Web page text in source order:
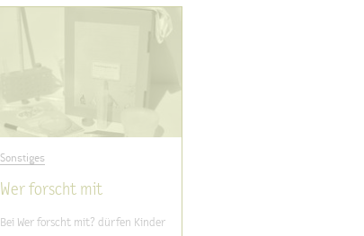
Sonstiges
Wer forscht mit
Bei Wer forscht mit? dürfen Kinder